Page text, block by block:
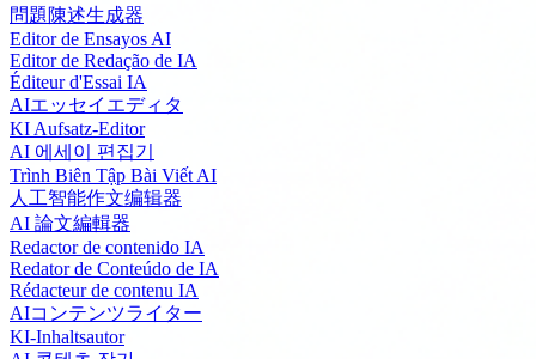
問題陳述生成器
Editor de Ensayos AI
Editor de Redação de IA
Éditeur d'Essai IA
AIエッセイエディタ
KI Aufsatz-Editor
AI 에세이 편집기
Trình Biên Tập Bài Viết AI
人工智能作文编辑器
AI 論文編輯器
Redactor de contenido IA
Redator de Conteúdo de IA
Rédacteur de contenu IA
AIコンテンツライター
KI-Inhaltsautor